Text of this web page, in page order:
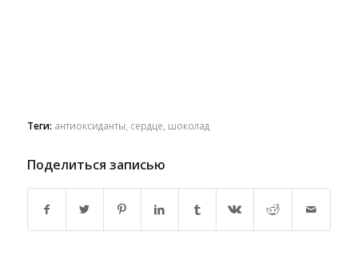
Теги: антиоксиданты сердце шоколад
Поделиться записью